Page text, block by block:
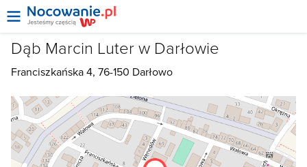
Dąb Marcin Luter w Darłowie
Franciszkańska 4, 76-150 Darłowo